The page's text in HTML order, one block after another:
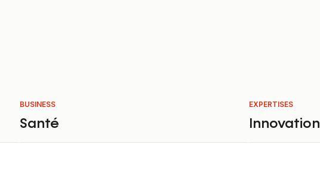
BUSINESS
Santé
EXPERTISES
Innovation